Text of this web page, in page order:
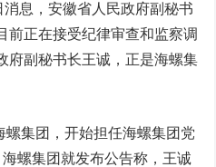
息，安徽省人民政府副秘书
前正在接受纪律审查和监察调
府副秘书长王诚，正是海螺集
集团，开始担任海螺集团党
螺集团就发布公告称，王诚